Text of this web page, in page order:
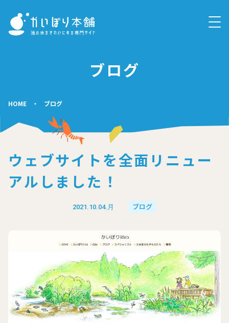
ブログ
HOME ・ ブログ
ウェブサイトを全面リニュー
アルしました！
2021.10.04.月 ブログ